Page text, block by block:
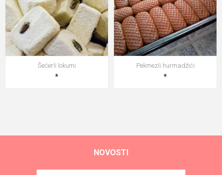
Šećerli lokumi
*
Pekmezli hurmadžići
*
NOVOSTI